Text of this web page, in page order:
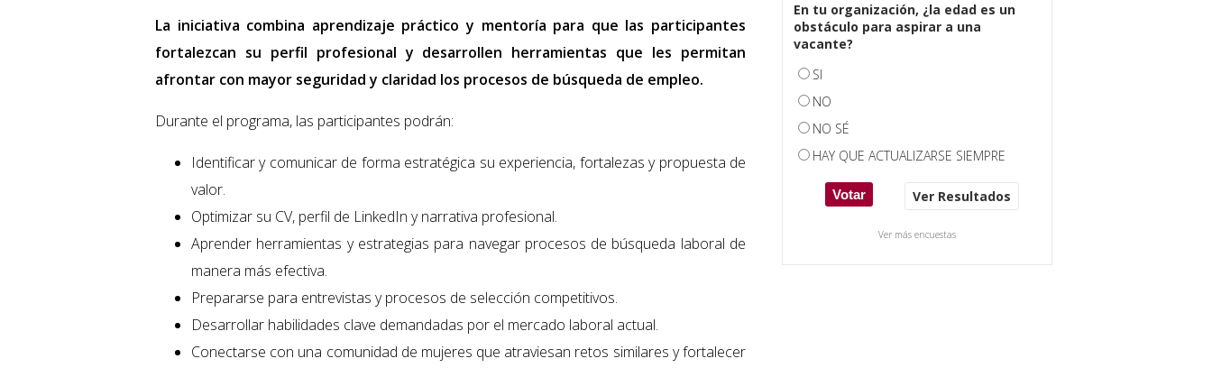
La iniciativa combina aprendizaje práctico y mentoría para que las participantes
fortalezcan su perfil profesional y desarrollen herramientas que les permitan
afrontar con mayor seguridad y claridad los procesos de búsqueda de empleo.
Durante el programa, las participantes podrán:
Identificar y comunicar de forma estratégica su experiencia, fortalezas y propuesta de
valor.
Optimizar su CV, perfil de LinkedIn y narrativa profesional.
Aprender herramientas y estrategias para navegar procesos de búsqueda laboral de
manera más efectiva.
Prepararse para entrevistas y procesos de selección competitivos.
Desarrollar habilidades clave demandadas por el mercado laboral actual.
Conectarse con una comunidad de mujeres que atraviesan retos similares y fortalecer
En tu organización, ¿la edad es un
obstáculo para aspirar a una
vacante?
SI
NO
NO SÉ
HAY QUE ACTUALIZARSE SIEMPRE
Ver Resultados
Ver más encuestas